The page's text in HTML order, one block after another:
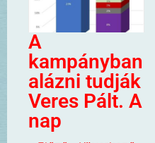
A
kampányban
alázni tudják
Veres Pált. A
nap